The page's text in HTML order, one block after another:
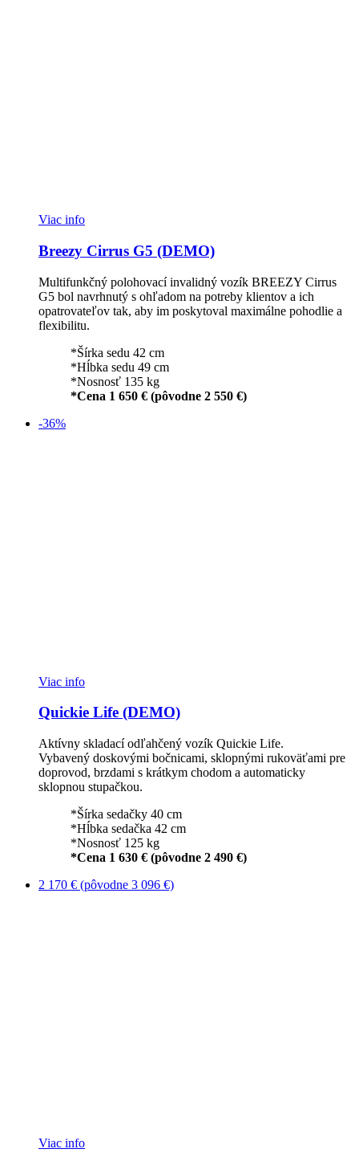
Viac info
Breezy Cirrus G5 (DEMO)
Multifunkčný polohovací invalidný vozík BREEZY Cirrus
G5 bol navrhnutý s ohľadom na potreby klientov a ich
opatrovateľov tak, aby im poskytoval maximálne pohodlie a
flexibilitu.
*Šírka sedu 42 cm
*Hĺbka sedu 49 cm
*Nosnosť 135 kg
*Cena 1 650 € (pôvodne 2 550 €)
-36%
Viac info
Quickie Life (DEMO)
Aktívny skladací odľahčený vozík Quickie Life.
Vybavený doskovými bočnicami, sklopnými rukoväťami pre
doprovod, brzdami s krátkym chodom a automaticky
sklopnou stupačkou.
*Šírka sedačky 40 cm
*Hĺbka sedačka 42 cm
*Nosnosť 125 kg
*Cena 1 630 € (pôvodne 2 490 €)
2 170 € (pôvodne 3 096 €)
Viac info